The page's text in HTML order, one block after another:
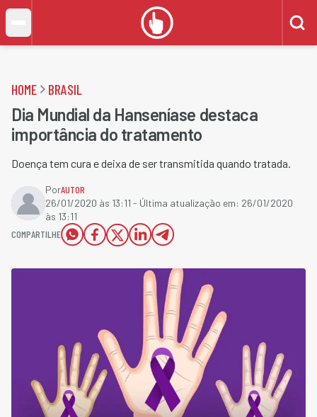
HOME BRASIL
Dia Mundial da Hanseníase destaca
importância do tratamento
Doença tem cura e deixa de ser transmitida quando tratada.
PorAUTOR
26/01/2020 às 13:11 - Última atualização em: 26/01/2020
às 13:11
COMPARTILHE